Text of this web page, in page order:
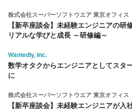
株式会社スーパーソフトウエア 東京オフィス
【新卒座談会】未経験エンジニアの研
リアルな学びと成長 ～研修編～
Wantedly, Inc.
数学オタクからエンジニアとしてスタ
に
株式会社スーパーソフトウエア 東京オフィス
【新卒座談会】未経験エンジニアが入